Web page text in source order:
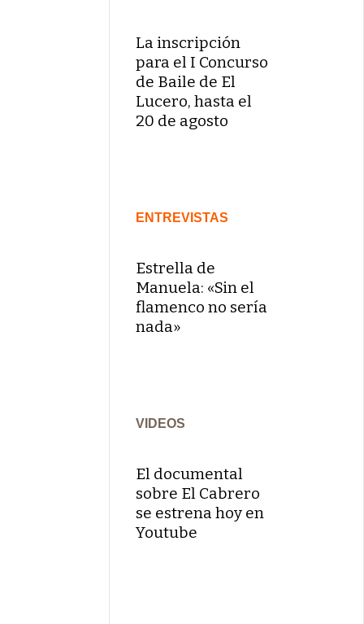
La inscripción
para el I Concurso
de Baile de El
Lucero, hasta el
20 de agosto
ENTREVISTAS
Estrella de
Manuela: «Sin el
flamenco no sería
nada»
VIDEOS
El documental
sobre El Cabrero
se estrena hoy en
Youtube